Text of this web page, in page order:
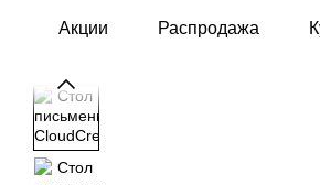
Акции Распродажа